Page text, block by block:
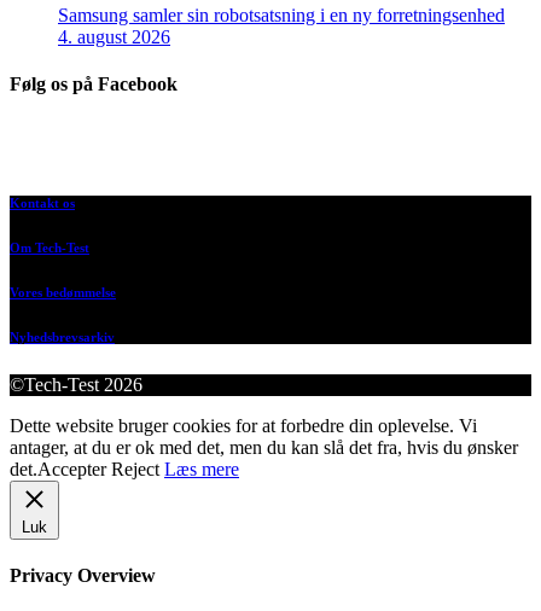
Samsung samler sin robotsatsning i en ny forretningsenhed
4. august 2026
Følg os på Facebook
Kontakt os
Om Tech-Test
Vores bedømmelse
Nyhedsbrevsarkiv
©Tech-Test 2026
Dette website bruger cookies for at forbedre din oplevelse. Vi
antager, at du er ok med det, men du kan slå det fra, hvis du ønsker
det.Accepter Reject Læs mere
Luk
Privacy Overview